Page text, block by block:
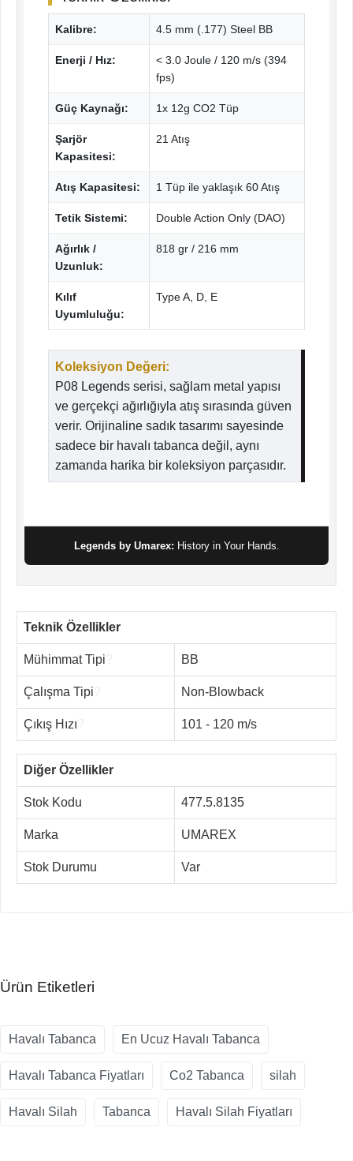
Kalibre: 4.5 mm (.177) Steel BB
Enerji / Hız:
< 3.0 Joule / 120 m/s (394
fps)
Güç Kaynağı: 1x 12g CO2 Tüp
Şarjör
Kapasitesi:
21 Atış
Atış Kapasitesi: 1 Tüp ile yaklaşık 60 Atış
Tetik Sistemi: Double Action Only (DAO)
Ağırlık /
Uzunluk:
818 gr / 216 mm
Kılıf
Uyumluluğu:
Type A, D, E
Koleksiyon Değeri:
P08 Legends serisi, sağlam metal yapısı
ve gerçekçi ağırlığıyla atış sırasında güven
verir. Orijinaline sadık tasarımı sayesinde
sadece bir havalı tabanca değil, aynı
zamanda harika bir koleksiyon parçasıdır.
Legends by Umarex: History in Your Hands.
Teknik Özellikler
Mühimmat Tipi BB
Çalışma Tipi Non-Blowback
Çıkış Hızı 101 - 120 m/s
Diğer Özellikler
Stok Kodu 477.5.8135
Marka UMAREX
Stok Durumu Var
Ürün Etiketleri
Havalı Tabanca En Ucuz Havalı Tabanca
Havalı Tabanca Fiyatları Co2 Tabanca silah
Havalı Silah Tabanca Havalı Silah Fiyatları